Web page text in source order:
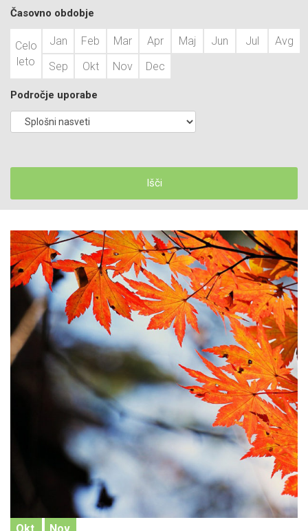
Časovno obdobje
Celo
leto
Jan Feb Mar Apr Maj Jun Jul
Avg
Sep
Okt Nov Dec
Področje uporabe
Išči